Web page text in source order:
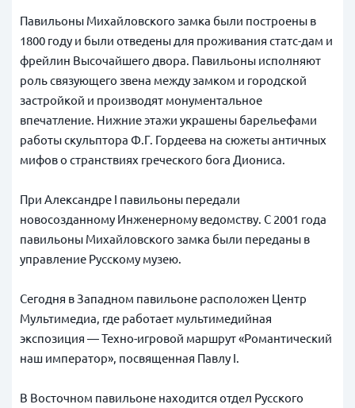
Павильоны Михайловского замка были построены в
1800 году и были отведены для проживания статс-дам и
фрейлин Высочайшего двора. Павильоны исполняют
роль связующего звена между замком и городской
застройкой и производят монументальное
впечатление. Нижние этажи украшены барельефами
работы скульптора Ф.Г. Гордеева на сюжеты античных
мифов о странствиях греческого бога Диониса.
При Александре I павильоны передали
новосозданному Инженерному ведомству. С 2001 года
павильоны Михайловского замка были переданы в
управление Русскому музею.
Сегодня в Западном павильоне расположен Центр
Мультимедиа, где работает мультимедийная
экспозиция — Техно-игровой маршрут «Романтический
наш император», посвященная Павлу I.
В Восточном павильоне находится отдел Русского